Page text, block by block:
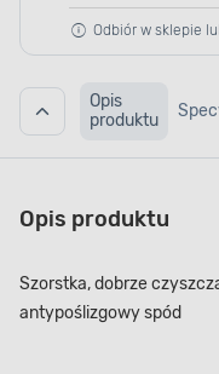
Odbiór w sklepie
Opis
produktu
Opis produktu
Szorstka, dobrze
antypoślizgowy spód